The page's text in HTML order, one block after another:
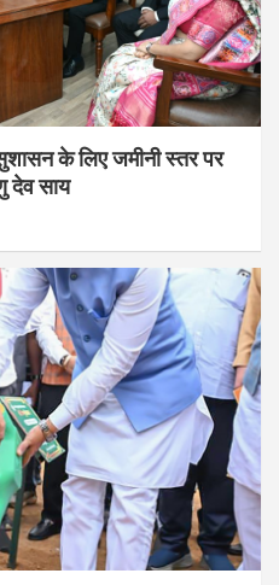
के लिए जमीनी स्तर पर
देव साय